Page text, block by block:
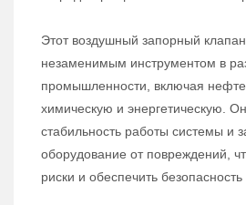
Этот воздушный запорный
незаменимым инструментом в
промышленности, включая
химическую и энергетическую.
стабильность работы системы и
оборудование от повреждений,
риски и обеспечить безопасность